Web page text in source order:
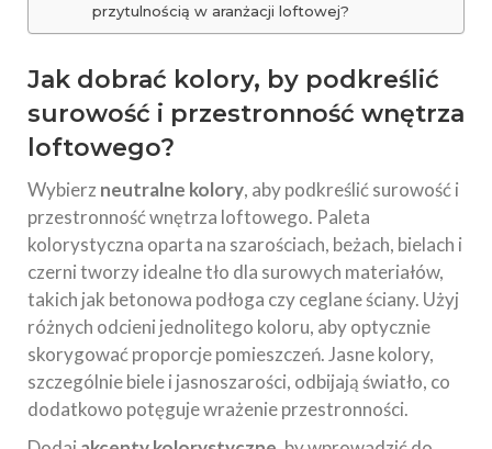
przytulnością w aranżacji loftowej?
Jak dobrać kolory, by podkreślić
surowość i przestronność wnętrza
loftowego?
Wybierz neutralne kolory, aby podkreślić surowość i
przestronność wnętrza loftowego. Paleta
kolorystyczna oparta na szarościach, beżach, bielach i
czerni tworzy idealne tło dla surowych materiałów,
takich jak betonowa podłoga czy ceglane ściany. Użyj
różnych odcieni jednolitego koloru, aby optycznie
skorygować proporcje pomieszczeń. Jasne kolory,
szczególnie biele i jasnoszarości, odbijają światło, co
dodatkowo potęguje wrażenie przestronności.